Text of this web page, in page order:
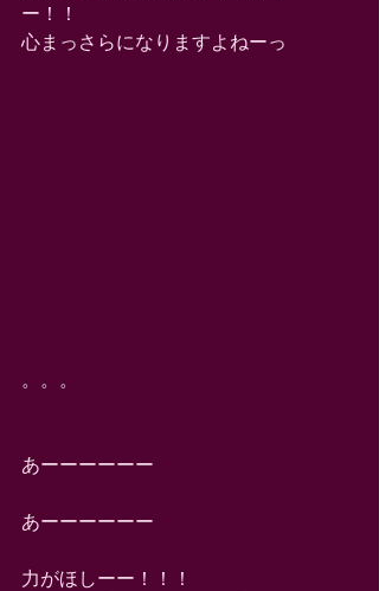
ー！！
心まっさらになりますよねーっ
。。。
あーーーーーー
あーーーーーー
力がほしーー！！！